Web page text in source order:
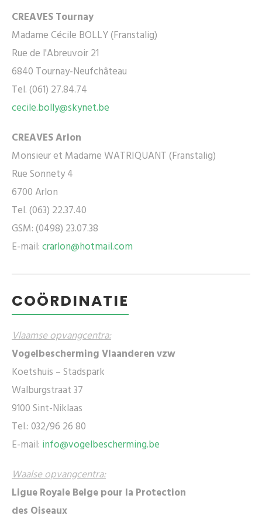
CREAVES Tournay
Madame Cécile BOLLY (Franstalig)
Rue de l'Abreuvoir 21
6840 Tournay-Neufchâteau
Tel. (061) 27.84.74
cecile.bolly@skynet.be
CREAVES Arlon
Monsieur et Madame WATRIQUANT (Franstalig)
Rue Sonnety 4
6700 Arlon
Tel. (063) 22.37.40
GSM: (0498) 23.07.38
E-mail:crarlon@hotmail.com
COÖRDINATIE
Vlaamse opvangcentra:
Vogelbescherming Vlaanderen vzw
Koetshuis – Stadspark
Walburgstraat 37
9100 Sint-Niklaas
Tel.: 032/96 26 80
E-mail: info@vogelbescherming.be
Waalse opvangcentra:
Ligue Royale Belge pour la Protection
des Oiseaux